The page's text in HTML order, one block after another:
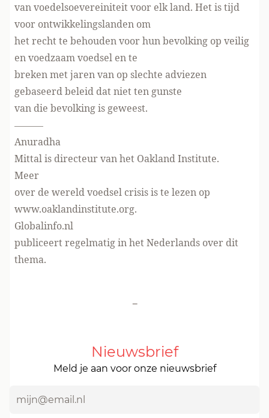
van voedelsoevereiniteit voor elk land. Het is tijd
voor ontwikkelingslanden om
het recht te behouden voor hun bevolking op veilig
en voedzaam voedsel en te
breken met jaren van op slechte adviezen
gebaseerd beleid dat niet ten gunste
van die bevolking is geweest.
———
Anuradha
Mittal is directeur van het Oakland Institute.
Meer
over de wereld voedsel crisis is te lezen op
www.oaklandinstitute.org.
Globalinfo.nl
publiceert regelmatig in het Nederlands over dit
thema.
-
Nieuwsbrief
Meld je aan voor onze nieuwsbrief